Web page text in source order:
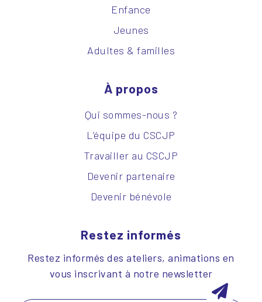
Enfance
Jeunes
Adultes & familles
À propos
Qui sommes-nous ?
L’équipe du CSCJP
Travailler au CSCJP
Devenir partenaire
Devenir bénévole
Restez informés
Restez informés des ateliers, animations en
vous inscrivant à notre newsletter